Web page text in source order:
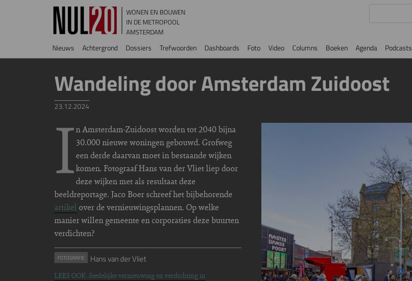
Overslaan en naar de inhoud gaan
WONEN EN BOUWEN
IN DE METROPOOL
AMSTERDAM
Hoofdnavigatie
Nieuws Achtergrond Dossiers Trefwoorden Dashboards Foto Video Columns Boeken Agenda Podcasts
Wandeling door Amsterdam Zuidoost
23.12.2024
I n Amsterdam-Zuidoost worden tot 2040 bijna
30.000 nieuwe woningen gebouwd. Grofweg
een derde daarvan moet in bestaande wijken
komen. Fotograaf Hans van der Vliet liep door
deze wijken met als resultaat deze
beeldreportage. Jaco Boer schreef het bijbehorende
artikel over de vernieuwingsplannen. Op welke
manier willen gemeente en corporaties deze buurten
verdichten?
FOTOGRAFIE Hans van der Vliet
LEES OOK: Stedelijke vernieuwing en verdichting in